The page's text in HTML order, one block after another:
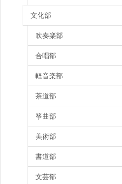
文化部
吹奏楽部
合唱部
軽音楽部
茶道部
筝曲部
美術部
書道部
文芸部